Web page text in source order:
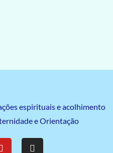
espirituais e acolhimento
e Orientação